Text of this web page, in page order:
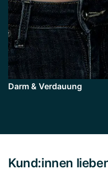
Darm & Verdauung
Kund:innen